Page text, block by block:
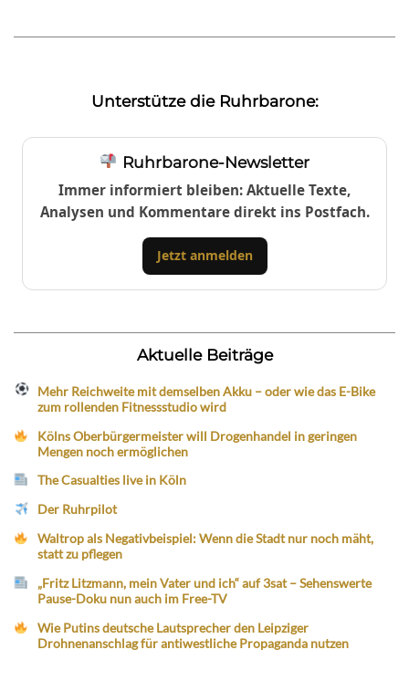
Unterstütze die Ruhrbarone:
Ruhrbarone-Newsletter
Immer informiert bleiben: Aktuelle Texte,
Analysen und Kommentare direkt ins Postfach.
Jetzt anmelden
Aktuelle Beiträge
Mehr Reichweite mit demselben Akku – oder wie das E-Bike
zum rollenden Fitnessstudio wird
Kölns Oberbürgermeister will Drogenhandel in geringen
Mengen noch ermöglichen
The Casualties live in Köln
Der Ruhrpilot
Waltrop als Negativbeispiel: Wenn die Stadt nur noch mäht,
statt zu pflegen
„Fritz Litzmann, mein Vater und ich“ auf 3sat – Sehenswerte
Pause-Doku nun auch im Free-TV
Wie Putins deutsche Lautsprecher den Leipziger
Drohnenanschlag für antiwestliche Propaganda nutzen